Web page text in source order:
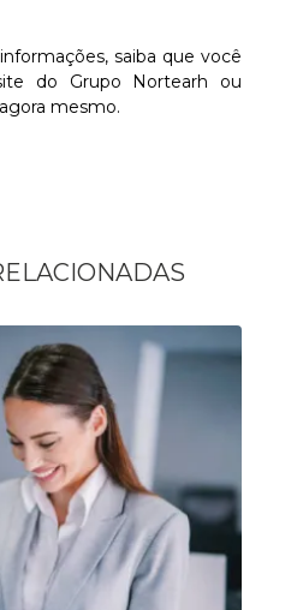
saiba que você
do Grupo Nortearh ou
mesmo.